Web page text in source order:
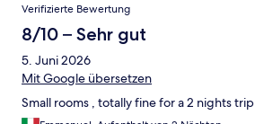
Verifizierte Bewertung
8/10 – Sehr gut
5. Juni 2026
Mit Google übersetzen
Small rooms , totally fine for a 2 nights trip